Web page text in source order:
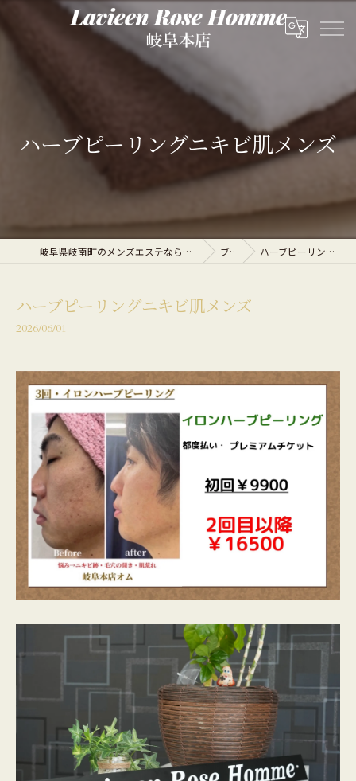
ハーブピーリングニキビ肌メンズ
岐阜県岐南町のメンズエステならLavieen Rose Homme 岐阜本店 ブログ ハーブピーリングニキビ肌メンズ
ハーブピーリングニキビ肌メンズ
2026/06/01